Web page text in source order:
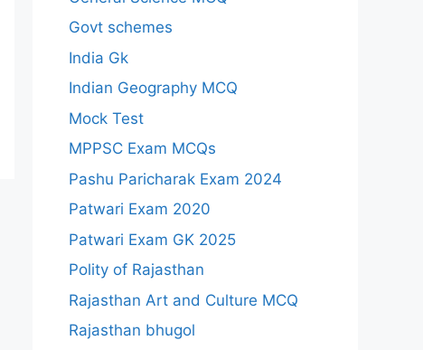
Govt schemes
India Gk
Indian Geography MCQ
Mock Test
MPPSC Exam MCQs
Pashu Paricharak Exam 2024
Patwari Exam 2020
Patwari Exam GK 2025
Polity of Rajasthan
Rajasthan Art and Culture MCQ
Rajasthan bhugol